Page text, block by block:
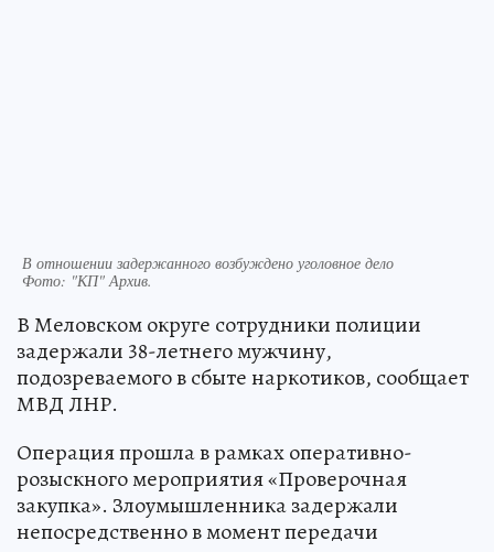
В отношении задержанного возбуждено уголовное дело
Фото: "КП" Архив.
В Меловском округе сотрудники полиции
задержали 38-летнего мужчину,
подозреваемого в сбыте наркотиков, сообщает
МВД ЛНР.
Операция прошла в рамках оперативно-
розыскного мероприятия «Проверочная
закупка». Злоумышленника задержали
непосредственно в момент передачи